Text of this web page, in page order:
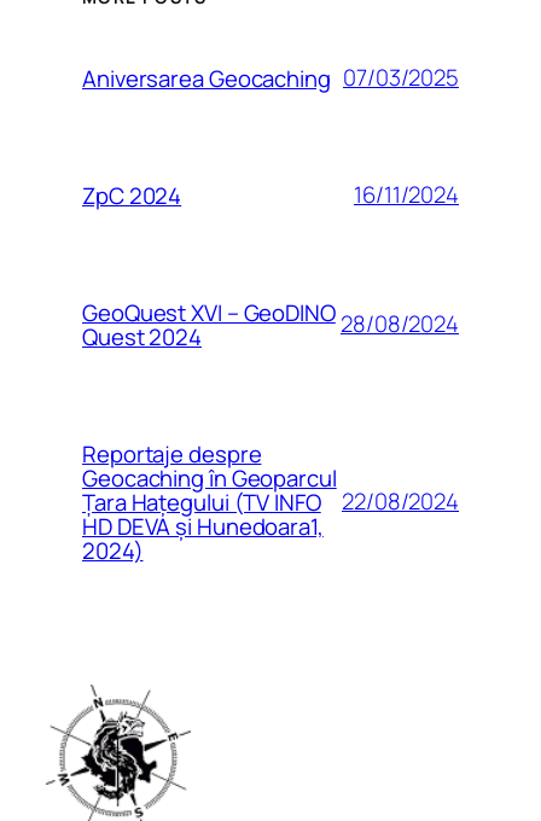
Aniversarea Geocaching 07/03/2025
ZpC 2024 16/11/2024
GeoQuest XVI – GeoDINO
Quest 2024 28/08/2024
Reportaje despre
Geocaching în Geoparcul
Țara Hațegului (TV INFO
HD DEVA și Hunedoara1,
2024)
22/08/2024